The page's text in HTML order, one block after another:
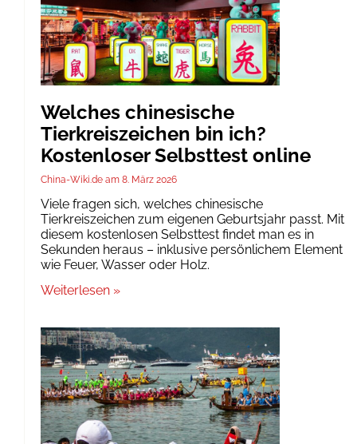
Welches chinesische
Tierkreiszeichen bin ich?
Kostenloser Selbsttest online
China-Wiki.de 8. März 2026
Viele fragen sich, welches chinesische
Tierkreiszeichen zum eigenen Geburtsjahr passt. Mit
diesem kostenlosen Selbsttest findet man es in
Sekunden heraus – inklusive persönlichem Element
wie Feuer, Wasser oder Holz.
Weiterlesen »